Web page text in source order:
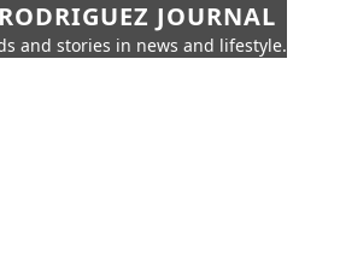
JOURNAL
and stories in news and lifestyle.